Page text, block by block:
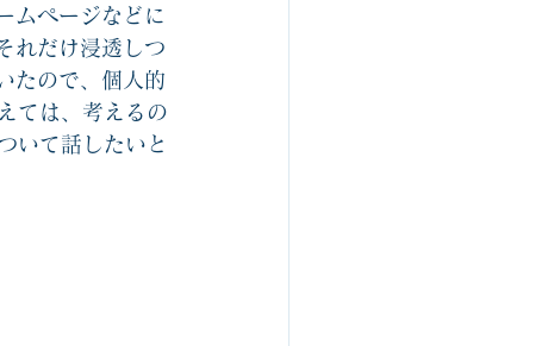
ムページなどに
れだけ浸透しつ
たので、個人的
ては、考えるの
いて話したいと